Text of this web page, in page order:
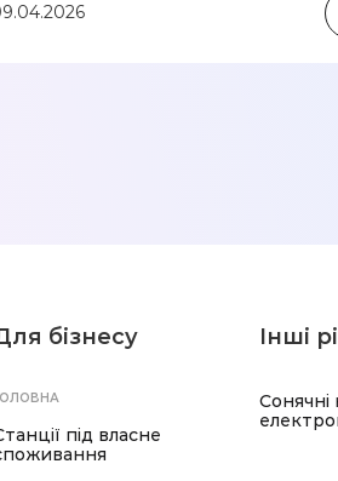
бізнесу
під власне
Інші
Сонячні